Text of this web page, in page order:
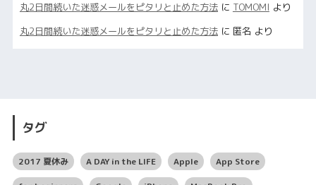
丸2日間続いた迷惑メールをピタリと止めた方法に TOMOMI より
丸2日間続いた迷惑メールをピタリと止めた方法に 匿名 より
タグ
2017 夏休み A DAY in the LIFE Apple App Store